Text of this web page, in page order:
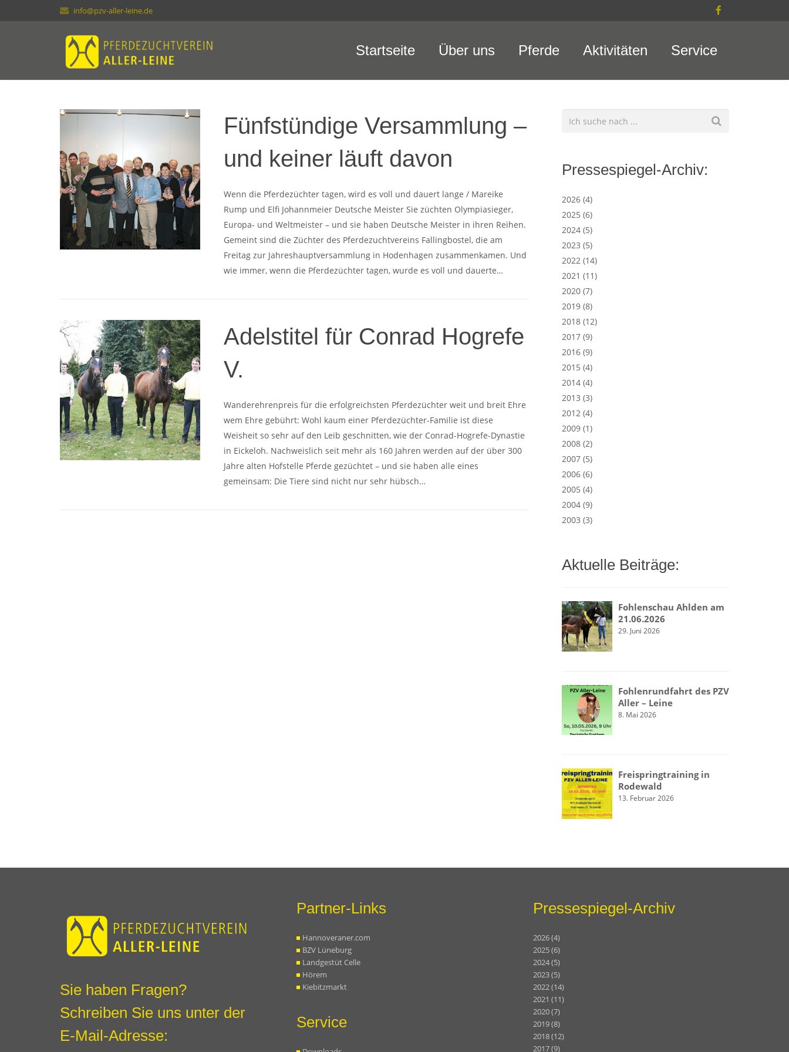
info@pzv-aller-leine.de
Startseite Über uns Pferde Aktivitäten Service
Fünfstündige Versammlung –
und keiner läuft davon
Wenn die Pferdezüchter tagen, wird es voll und dauert lange / Mareike
Rump und Elfi Johannmeier Deutsche Meister Sie züchten Olympiasieger,
Europa- und Weltmeister – und sie haben Deutsche Meister in ihren Reihen.
Gemeint sind die Züchter des Pferdezuchtvereins Fallingbostel, die am
Freitag zur Jahreshauptversammlung in Hodenhagen zusammenkamen. Und
wie immer, wenn die Pferdezüchter tagen, wurde es voll und dauerte…
Adelstitel für Conrad Hogrefe
V.
Wanderehrenpreis für die erfolgreichsten Pferdezüchter weit und breit Ehre
wem Ehre gebührt: Wohl kaum einer Pferdezüchter-Familie ist diese
Weisheit so sehr auf den Leib geschnitten, wie der Conrad-Hogrefe-Dynastie
in Eickeloh. Nachweislich seit mehr als 160 Jahren werden auf der über 300
Jahre alten Hofstelle Pferde gezüchtet – und sie haben alle eines
gemeinsam: Die Tiere sind nicht nur sehr hübsch…
Pressespiegel-Archiv:
2026 (4)
2025 (6)
2024 (5)
2023 (5)
2022 (14)
2021 (11)
2020 (7)
2019 (8)
2018 (12)
2017 (9)
2016 (9)
2015 (4)
2014 (4)
2013 (3)
2012 (4)
2009 (1)
2008 (2)
2007 (5)
2006 (6)
2005 (4)
2004 (9)
2003 (3)
Aktuelle Beiträge:
Fohlenschau Ahlden am
21.06.2026
29. Juni 2026
Fohlenrundfahrt des PZV
Aller – Leine
8. Mai 2026
Freispringtraining in
Rodewald
13. Februar 2026
Sie haben Fragen?
Schreiben Sie uns unter der
E-Mail-Adresse:
Partner-Links
Hannoveraner.com
BZV Lüneburg
Landgestüt Celle
Hörem
Kiebitzmarkt
Service
Pressespiegel-Archiv
2026(4)
2025(6)
2024(5)
2023(5)
2022(14)
2021 (11)
2020(7)
2019(8)
2018(12)
2017(9)